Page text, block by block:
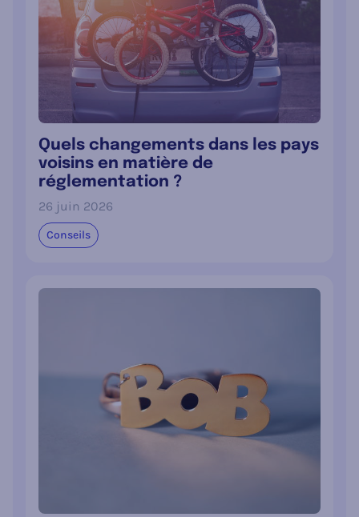
Quels changements dans les pays
voisins en matière de
réglementation ?
26 juin 2026
Conseils